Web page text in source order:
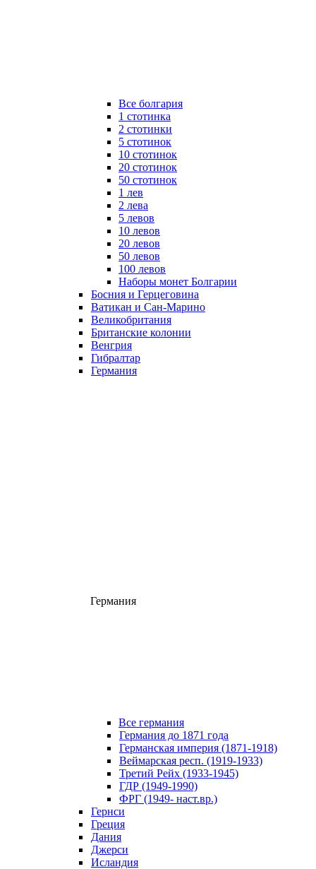
Все болгария
1 стотинка
2 стотинки
5 стотинок
10 стотинок
20 стотинок
50 стотинок
1 лев
2 лева
5 левов
10 левов
20 левов
50 левов
100 левов
Наборы монет Болгарии
Босния и Герцеговина
Ватикан и Сан-Марино
Великобритания
Британские колонии
Венгрия
Гибралтар
Германия
Германия
Все германия
Германия до 1871 года
Германская империя (1871-1918)
Веймарская респ. (1919-1933)
Третий Рейх (1933-1945)
ГДР (1949-1990)
ФРГ (1949- наст.вр.)
Гернси
Греция
Дания
Джерси
Исландия